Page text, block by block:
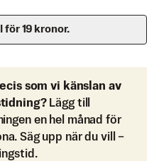
för 19 kronor.
som vi känslan av
Lägg till
en hel månad för
Säg upp när du vill –